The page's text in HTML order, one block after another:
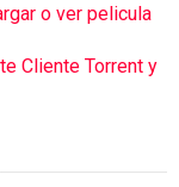
o ver pelicula
Cliente Torrent y